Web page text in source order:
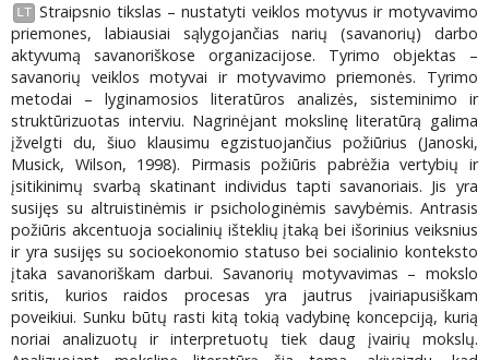
LT Straipsnio tikslas – nustatyti veiklos motyvus ir motyvavimo
priemones, labiausiai sąlygojančias narių (savanorių) darbo
aktyvumą savanoriškose organizacijose. Tyrimo objektas –
savanorių veiklos motyvai ir motyvavimo priemonės. Tyrimo
metodai – lyginamosios literatūros analizės, sisteminimo ir
struktūrizuotas interviu. Nagrinėjant mokslinę literatūrą galima
įžvelgti du, šiuo klausimu egzistuojančius požiūrius (Janoski,
Musick, Wilson, 1998). Pirmasis požiūris pabrėžia vertybių ir
įsitikinimų svarbą skatinant individus tapti savanoriais. Jis yra
susijęs su altruistinėmis ir psichologinėmis savybėmis. Antrasis
požiūris akcentuoja socialinių išteklių įtaką bei išorinius veiksnius
ir yra susijęs su socioekonomio statuso bei socialinio konteksto
įtaka savanoriškam darbui. Savanorių motyvavimas – mokslo
sritis, kurios raidos procesas yra jautrus įvairiapusiškam
poveikiui. Sunku būtų rasti kitą tokią vadybinę koncepciją, kurią
noriai analizuotų ir interpretuotų tiek daug įvairių mokslų.